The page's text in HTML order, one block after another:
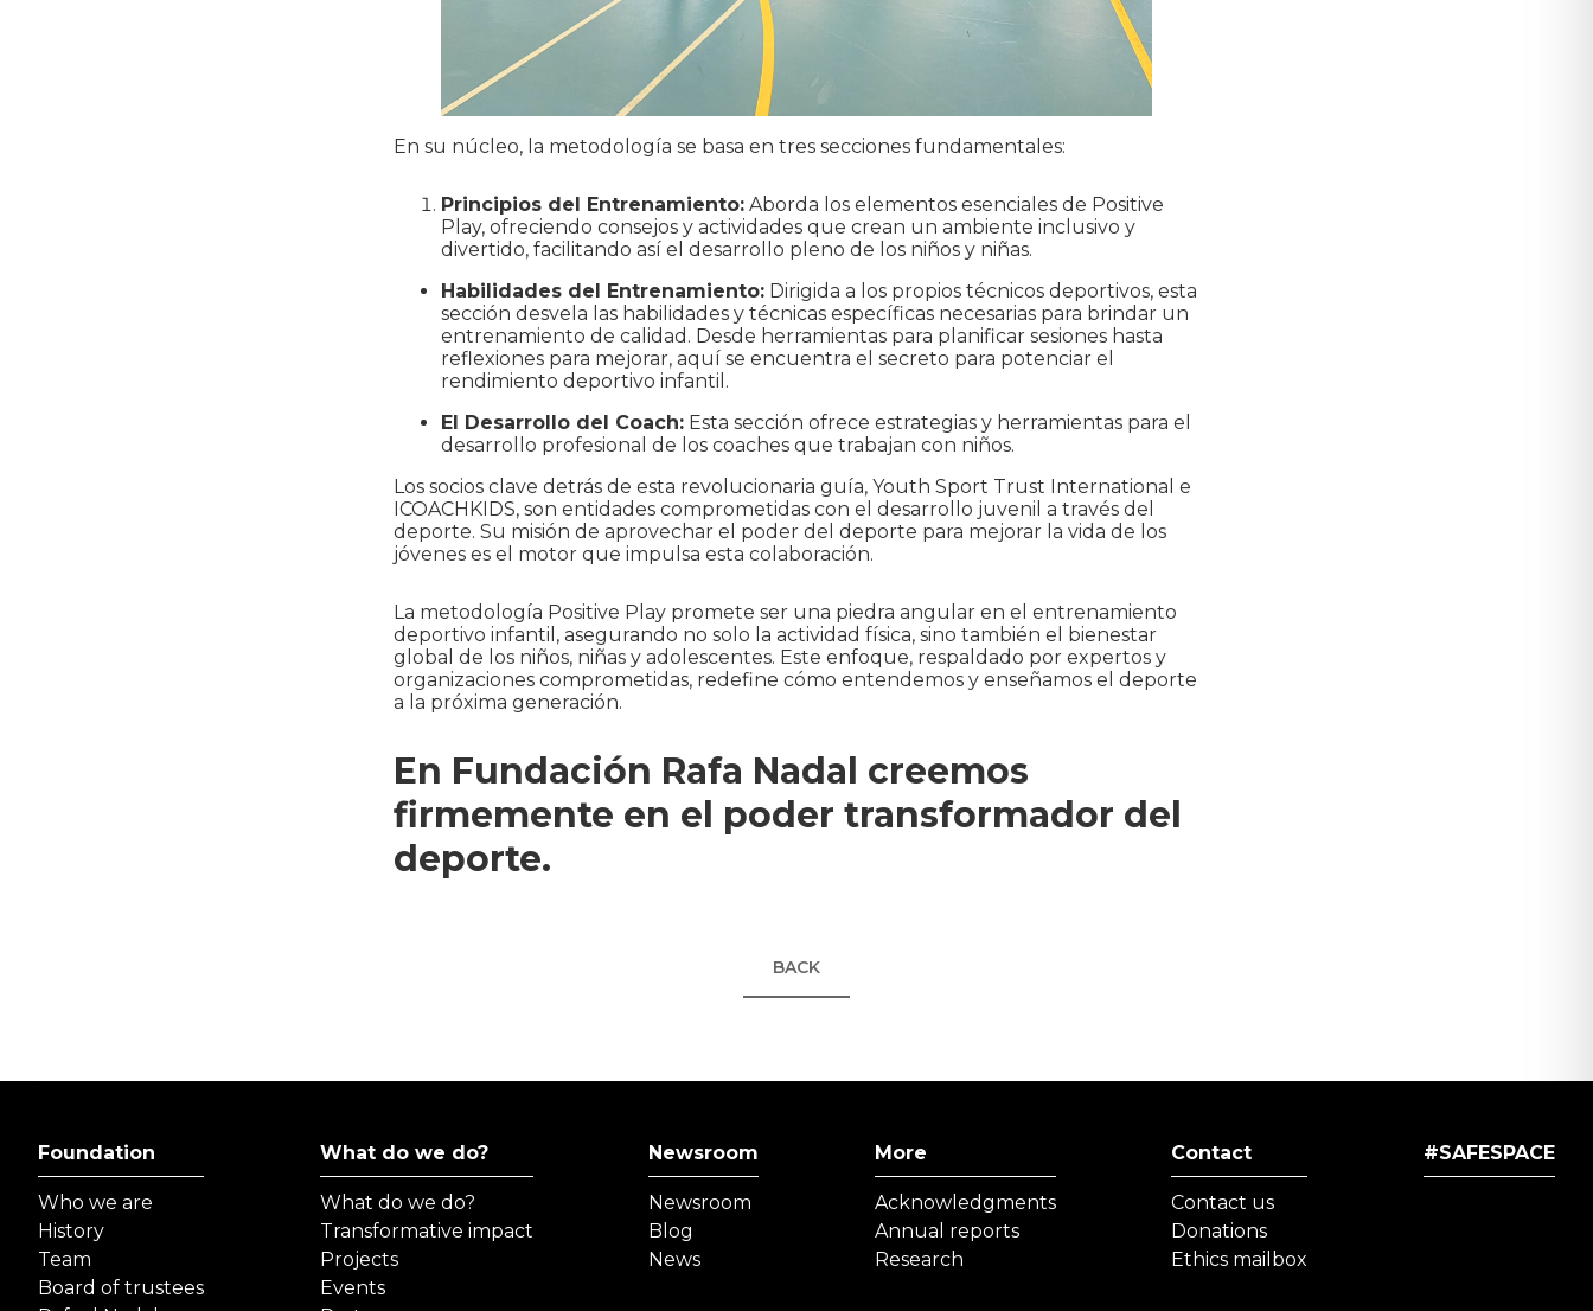
En su núcleo, la metodología se basa en tres secciones fundamentales:
Principios del Entrenamiento: Aborda los elementos esenciales de Positive
Play, ofreciendo consejos y actividades que crean un ambiente inclusivo y
divertido, facilitando así el desarrollo pleno de los niños y niñas.
Habilidades del Entrenamiento: Dirigida a los propios técnicos deportivos, esta
sección desvela las habilidades y técnicas específicas necesarias para brindar un
entrenamiento de calidad. Desde herramientas para planificar sesiones hasta
reflexiones para mejorar, aquí se encuentra el secreto para potenciar el
rendimiento deportivo infantil.
El Desarrollo del Coach: Esta sección ofrece estrategias y herramientas para el
desarrollo profesional de los coaches que trabajan con niños.
Los socios clave detrás de esta revolucionaria guía, Youth Sport Trust International e
ICOACHKIDS, son entidades comprometidas con el desarrollo juvenil a través del
deporte. Su misión de aprovechar el poder del deporte para mejorar la vida de los
jóvenes es el motor que impulsa esta colaboración.
La metodología Positive Play promete ser una piedra angular en el entrenamiento
deportivo infantil, asegurando no solo la actividad física, sino también el bienestar
global de los niños, niñas y adolescentes. Este enfoque, respaldado por expertos y
organizaciones comprometidas, redefine cómo entendemos y enseñamos el deporte
a la próxima generación.
En Fundación Rafa Nadal creemos
firmemente en el poder transformador del
deporte.
BACK
Foundation
Who we are
History
Team
Board of trustees
What do we do?
What do we do?
Transformative impact
Projects
Events
Newsroom
Newsroom
Blog
News
More
Acknowledgments
Annual reports
Research
Contact
Contact us
Donations
Ethics mailbox
#SAFESPACE